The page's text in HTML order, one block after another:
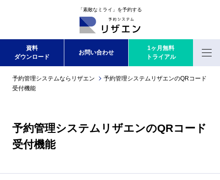
「素敵なミライ」を予約する
Menu
資料
ダウンロード
お問い合わせ
1ヶ月無料
トライアル
予約管理システムならリザエン
予約管理システムリザエンのQRコード
受付機能
予約管理システムリザエンのQRコード
受付機能